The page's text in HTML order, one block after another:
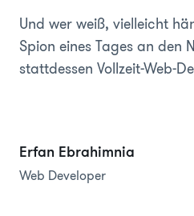
Und wer weiß, vielleicht
Spion eines Tages an den
stattdessen Vollzeit-Web-
Erfan Ebrahimnia
Web Developer